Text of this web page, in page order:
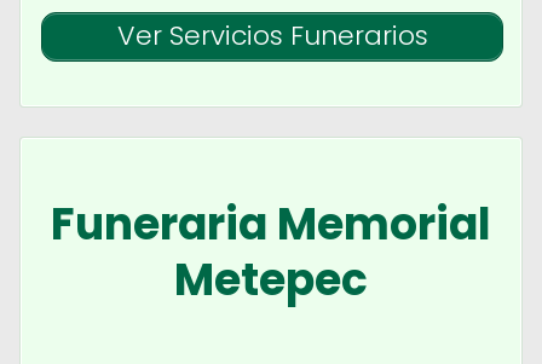
Ver Servicios Funerarios
Funeraria Memorial
Metepec